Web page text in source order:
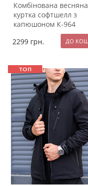
Комбінована весняна
куртка софтшелл з
капюшоном К-964
2299 грн.